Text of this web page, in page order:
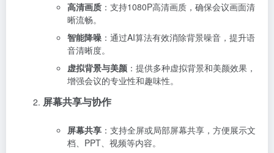
高清画质 ：支持1080P高清画质，确保会议画面清
晰流畅。
智能降噪 ：通过AI算法有效消除背景噪音，提升语
音清晰度。
虚拟背景与美颜 ：提供多种虚拟背景和美颜效果，
增强会议的专业性和趣味性。
屏幕共享与协作
屏幕共享 ：支持全屏或局部屏幕共享，方便展示文
档、PPT、视频等内容。